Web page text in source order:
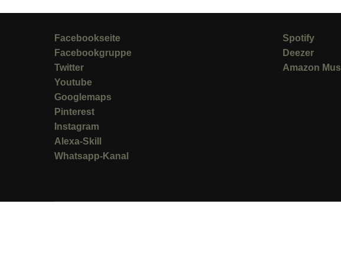
Facebookseite
Facebookgruppe
Twitter
Youtube
Googlemaps
Pinterest
Instagram
Alexa-Skill
Whatsapp-Kanal
Spotify
Deezer
Amazon